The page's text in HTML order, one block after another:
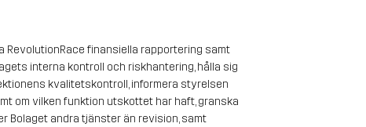
finansiella rapportering samt
interna kontroll och riskhantering, hålla sig
kvalitetskontroll, informera styrelsen
om vilken funktion utskottet har haft, granska
Bolaget andra tjänster än revision, samt